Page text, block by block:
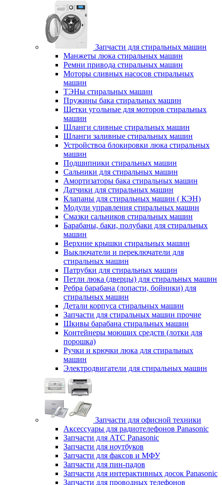
Запчасти для стиральных машин
Манжеты люка стиральных машин
Ремни привода стиральных машин
Моторы сливных насосов стиральных
машин
ТЭНы стиральных машин
Пружины бака стиральных машин
Щетки угольные для моторов стиральных
машин
Шланги сливные стиральных машин
Шланги заливные стиральных машин
Устройствоа блокировки люка стиральных
машин
Подшипники стиральных машин
Сальники для стиральных машин
Амортизаторы бака стиральных машин
Датчики для стиральных машин
Клапаны для стиральных машин ( КЭН)
Модули управления стиральных машин
Смазки сальников стиральных машин
Барабаны, баки, полубаки для стиральных
машин
Верхние крышки стиральных машин
Выключатели и переключатели для
стиральных машин
Патрубки для стиральных машин
Петли люка (дверцы) для стиральных машин
Ребра барабана (лопасти, бойники) для
стиральных машин
Детали корпуса стиральных машин
Запчасти для стиральных машин прочие
Шкивы барабана стиральных машин
Контейнеры моющих средств (лотки для
порошка)
Ручки и крючки люка для стиральных
машин
Электродвигатели для стиральных машин
Запчасти для офисной техники
Аксессуары для радиотелефонов Panasonic
Запчасти для АТС Panasonic
Запчасти для ноутбуков
Запчасти для факсов и МФУ
Запчасти для пин-падов
Запчасти для интерактивных досок Panasonic
Запчасти для проводных телефонов